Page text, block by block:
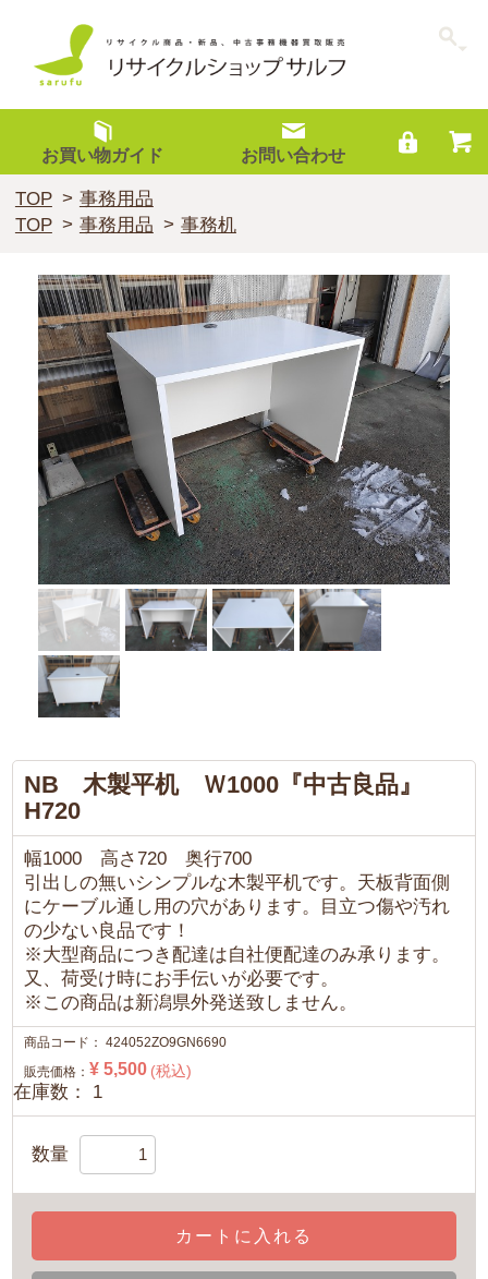
お買い物ガイド お問い合わせ
TOP
事務用品
TOP
事務用品 事務机
NB 木製平机 Ｗ1000『中古良品』
H720
幅1000 高さ720 奥行700
引出しの無いシンプルな木製平机です。天板背面側
にケーブル通し用の穴があります。目立つ傷や汚れ
の少ない良品です！
※大型商品につき配達は自社便配達のみ承ります。
又、荷受け時にお手伝いが必要です。
※この商品は新潟県外発送致しません。
商品コード：424052ZO9GN6690
販売価格：¥ 5,500 (税込)
在庫数： 1
数量
カートに入れる